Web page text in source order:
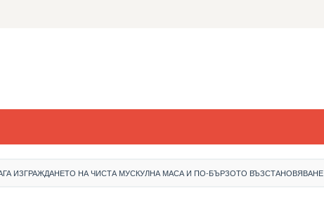
ИЗГРАЖДАНЕТО НА ЧИСТА МУСКУЛНА МАСА И ПО-БЪРЗОТО ВЪЗСТАНОВЯВАНЕ